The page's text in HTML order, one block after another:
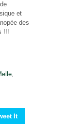
et
des
!!!
,
It